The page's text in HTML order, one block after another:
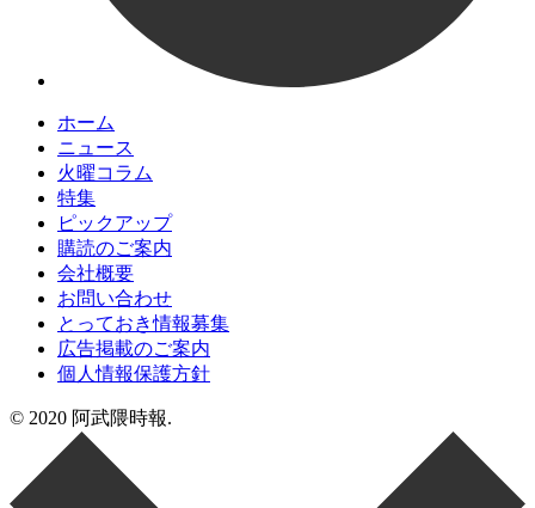
ホーム
ニュース
火曜コラム
特集
ピックアップ
購読のご案内
会社概要
お問い合わせ
とっておき情報募集
広告掲載のご案内
個人情報保護方針
© 2020 阿武隈時報.